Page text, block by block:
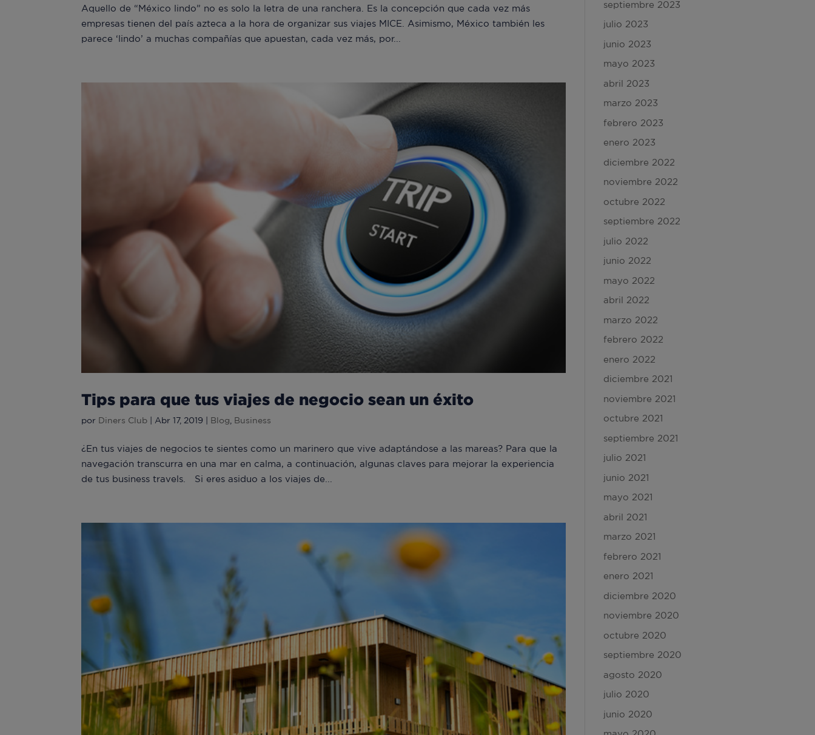
Aquello de “México lindo” no es solo la letra de una ranchera. Es la concepción que cada vez más
empresas tienen del país azteca a la hora de organizar sus viajes MICE. Asimismo, México también les
parece ‘lindo’ a muchas compañías que apuestan, cada vez más, por...
Tips para que tus viajes de negocio sean un éxito
por Diners Club Abr 17, 2019 Blog Business
¿En tus viajes de negocios te sientes como un marinero que vive adaptándose a las mareas? Para que la
navegación transcurra en una mar en calma, a continuación, algunas claves para mejorar la experiencia
de tus business travels. Si eres asiduo a los viajes de...
septiembre 2023
julio 2023
junio 2023
mayo 2023
abril 2023
marzo 2023
febrero 2023
enero 2023
diciembre 2022
noviembre 2022
octubre 2022
septiembre 2022
julio 2022
junio 2022
mayo 2022
abril 2022
marzo 2022
febrero 2022
enero 2022
diciembre 2021
noviembre 2021
octubre 2021
septiembre 2021
julio 2021
junio 2021
mayo 2021
abril 2021
marzo 2021
febrero 2021
enero 2021
diciembre 2020
noviembre 2020
octubre 2020
septiembre 2020
agosto 2020
julio 2020
junio 2020